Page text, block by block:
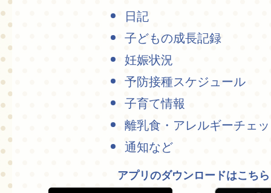
日記
子どもの成長記録
妊娠状況
予防接種スケジュール
子育て情報
離乳食・アレルギーチェ
通知など
アプリのダウンロードはこちら